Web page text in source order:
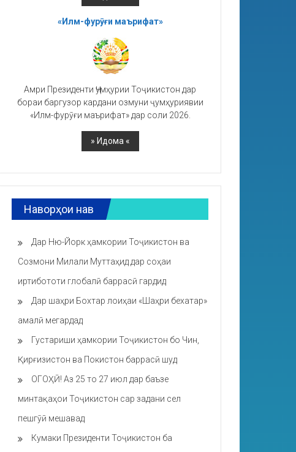
«Илм-фурӯғи маърифат»
Амри Президенти Ҷумҳурии Тоҷикистон дар
бораи баргузор кардани озмуни ҷумҳуриявии
«Илм-фурӯғи маърифат» дар соли 2026.
Наворҳои нав
Дар Ню-Йорк ҳамкории Тоҷикистон ва
Созмони Милали Муттаҳид дар соҳаи
иртибототи глобалӣ баррасӣ гардид
Дар шаҳри Бохтар лоиҳаи «Шаҳри бехатар»
амалӣ мегардад
Густариши ҳамкории Тоҷикистон бо Чин,
Қирғизистон ва Покистон баррасӣ шуд
ОГОҲӢ! Аз 25 то 27 июл дар баъзе
минтақаҳои Тоҷикистон сар задани сел
пешгӯӣ мешавад
Кумаки Президенти Тоҷикистон ба